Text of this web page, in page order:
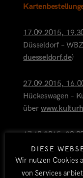
17.09.2015,
Düsseldorf –
duesseldorf.de)
27.09.2015,
Hückeswagen –
über
17.10.2015,
Köln – Ewerk
welt.koeln)
DIESE
Wir nutzen Cookies
von Services